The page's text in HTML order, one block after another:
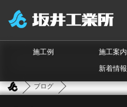
施工例 施工案内
新着情報
ブログ